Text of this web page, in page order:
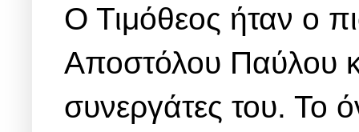
Ο Τιμόθεος ήταν ο
Αποστόλου Παύλου
συνεργάτες του. Το